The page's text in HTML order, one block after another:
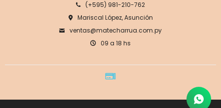
(+595) 981-210-762
Mariscal López, Asunción
ventas@matecharrua.com.py
09 a 18 hs